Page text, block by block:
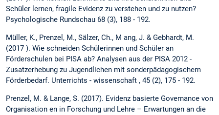
Schüler lernen, fragile Evidenz zu verstehen und zu nutzen?
Psychologische Rundschau 68 (3), 188 - 192.
Müller, K., Prenzel, M., Sälzer, Ch., M ang, J. & Gebhardt, M.
(2017 ). Wie schneiden Schülerinnen und Schüler an
Förderschulen bei PISA ab? Analysen aus der PISA 2012 -
Zusatzerhebung zu Jugendlichen mit sonderpädagogischem
Förderbedarf. Unterrichts - wissenschaft , 45 (2), 175 - 192.
Prenzel, M. & Lange, S. (2017). Evidenz basierte Governance von
Organisation en in Forschung und Lehre – Erwartungen an die